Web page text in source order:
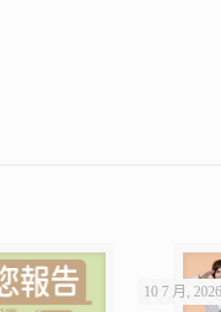
10 7 月, 2026